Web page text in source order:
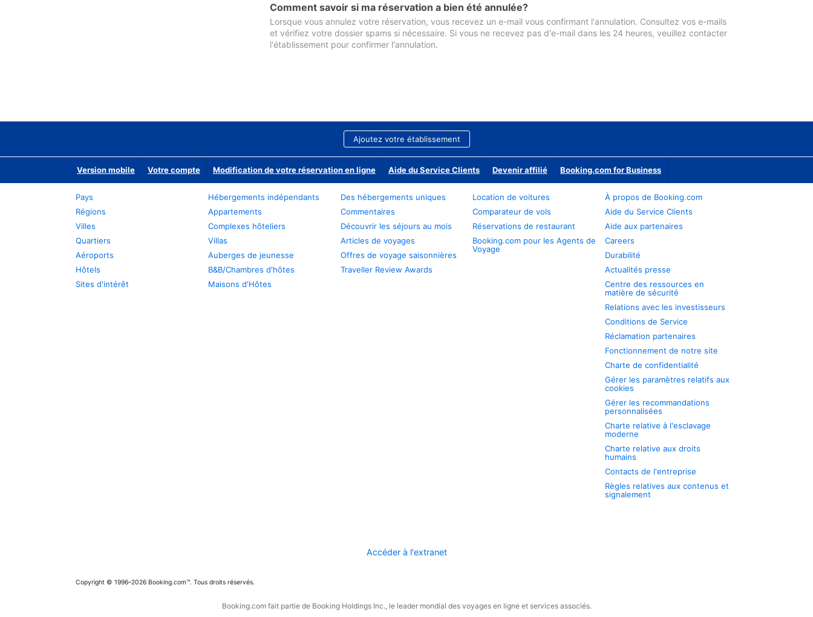
Comment savoir si ma réservation a bien été annulée?
Lorsque vous annulez votre réservation, vous recevez un e-mail vous confirmant l'annulation. Consultez vos e-mails
et vérifiez votre dossier spams si nécessaire. Si vous ne recevez pas d'e-mail dans les 24 heures, veuillez contacter
l'établissement pour confirmer l'annulation.
Ajoutez votre établissement
Version mobile Votre compte Modification de votre réservation en ligne Aide du Service Clients Devenir affilié Booking.com for Business
Pays
Régions
Villes
Quartiers
Aéroports
Hôtels
Sites d'intérêt
Hébergements indépendants
Appartements
Complexes hôteliers
Villas
Auberges de jeunesse
B&B/Chambres d'hôtes
Maisons d'Hôtes
Des hébergements uniques
Commentaires
Découvrir les séjours au mois
Articles de voyages
Offres de voyage saisonnières
Traveller Review Awards
Location de voitures
Comparateur de vols
Réservations de restaurant
Booking.com pour les Agents de
Voyage
À propos de Booking.com
Aide du Service Clients
Aide aux partenaires
Careers
Durabilité
Actualités presse
Centre des ressources en
matière de sécurité
Relations avec les investisseurs
Conditions de Service
Réclamation partenaires
Fonctionnement de notre site
Charte de confidentialité
Gérer les paramètres relatifs aux
cookies
Gérer les recommandations
personnalisées
Charte relative à l'esclavage
moderne
Charte relative aux droits
humains
Contacts de l'entreprise
Règles relatives aux contenus et
signalement
Accéder à l'extranet
Copyright © 1996–2026 Booking.com™. Tous droits réservés.
Booking.com fait partie de Booking Holdings Inc., le leader mondial des voyages en ligne et services associés.